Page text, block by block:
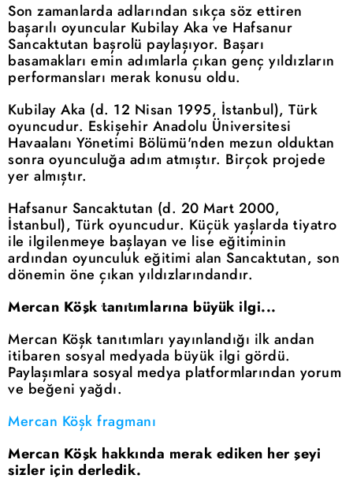
Son zamanlarda adlarından sıkça söz ettiren
başarılı oyuncular Kubilay Aka ve Hafsanur
Sancaktutan başrolü paylaşıyor. Başarı
basamakları emin adımlarla çıkan genç yıldızların
performansları merak konusu oldu.
Kubilay Aka (d. 12 Nisan 1995, İstanbul), Türk
oyuncudur. Eskişehir Anadolu Üniversitesi
Havaalanı Yönetimi Bölümü'nden mezun olduktan
sonra oyunculuğa adım atmıştır. Birçok projede
yer almıştır.
Hafsanur Sancaktutan (d. 20 Mart 2000,
İstanbul), Türk oyuncudur. Küçük yaşlarda tiyatro
ile ilgilenmeye başlayan ve lise eğitiminin
ardından oyunculuk eğitimi alan Sancaktutan, son
dönemin öne çıkan yıldızlarındandır.
Mercan Köşk tanıtımlarına büyük ilgi...
Mercan Köşk tanıtımları yayınlandığı ilk andan
itibaren sosyal medyada büyük ilgi gördü.
Paylaşımlara sosyal medya platformlarından yorum
ve beğeni yağdı.
Mercan Köşk fragmanı
Mercan Köşk hakkında merak ediken her şeyi
sizler için derledik.